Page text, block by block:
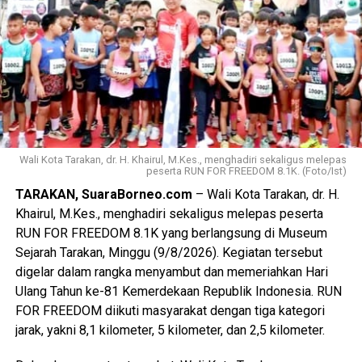
Wali Kota Tarakan, dr. H. Khairul, M.Kes., menghadiri sekaligus melepas
peserta RUN FOR FREEDOM 8.1K. (Foto/Ist)
TARAKAN, SuaraBorneo.com – Wali Kota Tarakan, dr. H.
Khairul, M.Kes., menghadiri sekaligus melepas peserta
RUN FOR FREEDOM 8.1K yang berlangsung di Museum
Sejarah Tarakan, Minggu (9/8/2026). Kegiatan tersebut
digelar dalam rangka menyambut dan memeriahkan Hari
Ulang Tahun ke-81 Kemerdekaan Republik Indonesia. RUN
FOR FREEDOM diikuti masyarakat dengan tiga kategori
jarak, yakni 8,1 kilometer, 5 kilometer, dan 2,5 kilometer.